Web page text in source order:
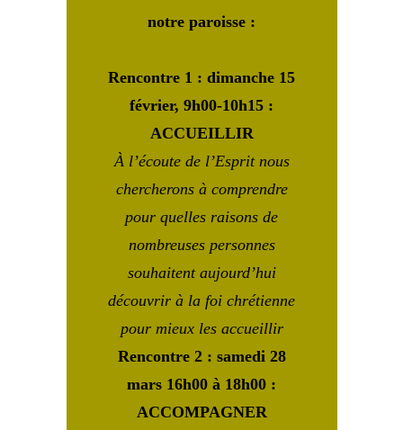
notre paroisse :
Rencontre 1 : dimanche 15
février, 9h00-10h15 :
ACCUEILLIR
À l’écoute de l’Esprit nous
chercherons à comprendre
pour quelles raisons de
nombreuses personnes
souhaitent aujourd’hui
découvrir à la foi chrétienne
pour mieux les accueillir
Rencontre 2 : samedi 28
mars 16h00 à 18h00 :
ACCOMPAGNER